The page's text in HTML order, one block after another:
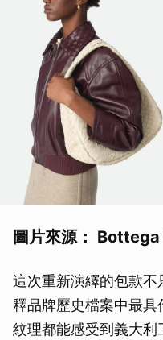
圖片來源：
這次重新演繹的包款
釋品牌歷史檔案中最
紋理都能感受到義大